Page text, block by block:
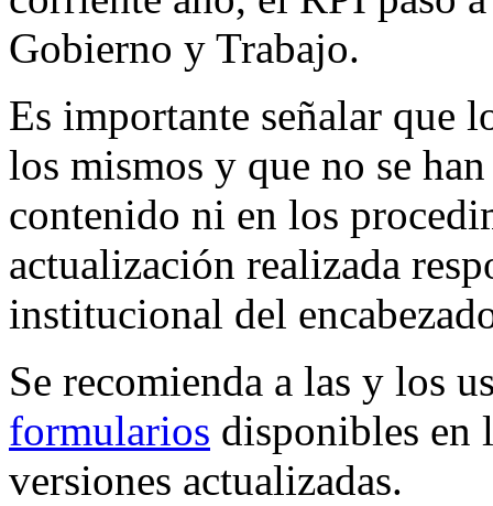
Gobierno y Trabajo.
Es importante señalar que
los mismos y que no se
contenido ni en los
actualización realizada
institucional del
Se recomienda a las y los
formularios disponibles en
versiones actualizadas.